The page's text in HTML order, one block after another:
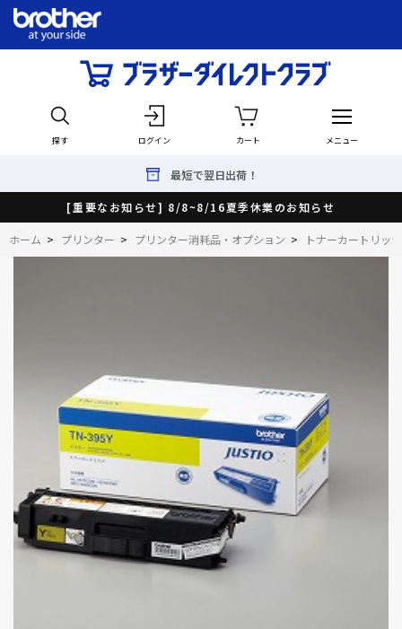
探す ログイン カート メニュー
最短で翌日出荷！
[重要なお知らせ] 8/8~8/16夏季休業のお知らせ
ホーム > プリンター > プリンター消耗品・オプション > トナーカートリッジ